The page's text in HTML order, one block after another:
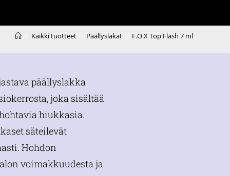
Kaikki tuotteet Päällyslakat F.O.X Top Flash 7 ml
päällyslakka
joka sisältää
hiukkasia.
säteilevät
Hohdon
voimakkuudesta ja